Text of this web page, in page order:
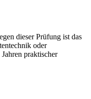
dieser Prüfung ist das
oder
praktischer